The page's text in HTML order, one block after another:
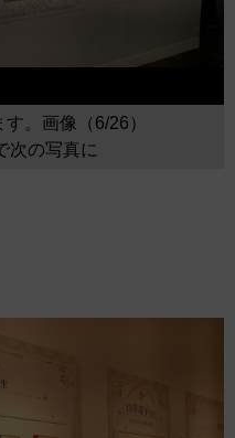
。画像（6/26）
次の写真に